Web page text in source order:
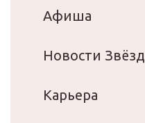
Афиша
Новости Звёзд
Карьера